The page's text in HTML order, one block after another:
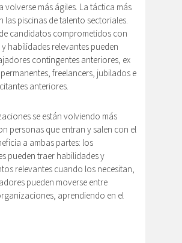
volverse más ágiles. La táctica más
las piscinas de talento sectoriales.
candidatos comprometidos con
habilidades relevantes pueden
contingentes anteriores, ex
freelancers, jubilados e
anteriores.
se están volviendo más
personas que entran y salen con el
a ambas partes: los
pueden traer habilidades y
relevantes cuando los necesitan,
pueden moverse entre
aprendiendo en el